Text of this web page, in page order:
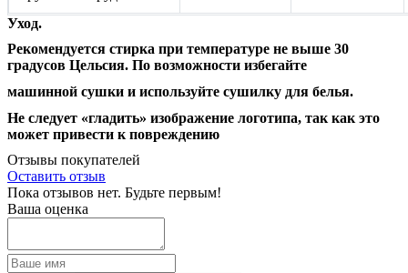
Уход.
Рекомендуется стирка при температуре не выше 30
градусов Цельсия. По возможности избегайте
машинной сушки и используйте сушилку для белья.
Не следует «гладить» изображение логотипа, так как это
может привести к повреждению
Отзывы покупателей
Оставить отзыв
Пока отзывов нет. Будьте первым!
Ваша оценка